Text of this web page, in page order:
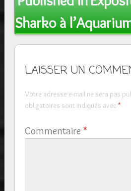
navigation
Sharko à
LAISSER UN
Votre adresse e-mail ne sera pas
obligatoires sont indiqués avec *
Commentaire *